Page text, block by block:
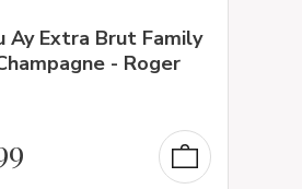
Ay Extra Brut Family
- Roger